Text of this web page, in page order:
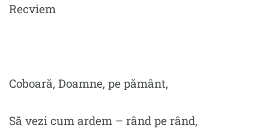
Recviem
Coboară, Doamne, pe pământ,
Să vezi cum ardem – rând pe rând,